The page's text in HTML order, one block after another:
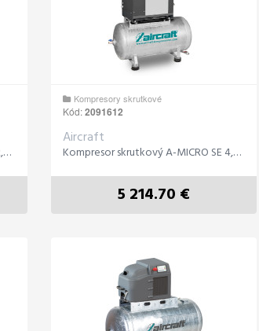
Kompresor skrutkový A-MICRO SE 2,2 -10 M 200
Kompresory skrutkové
Kód:2091612
Aircraft
Kompresor skrutkový A-MICRO SE 4,0-08- 200 ( IE )
5 214.70 €